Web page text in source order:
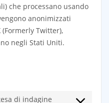
che processano usando
anonimizzati
Twitter),
negli Stati Uniti.
di indagine